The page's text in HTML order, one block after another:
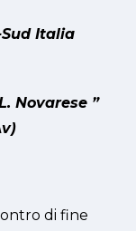
Italia
Novarese ”
di fine